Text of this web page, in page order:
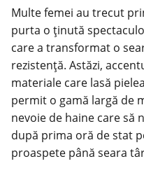
Multe femei au trecut
purta o ținută
care a transformat o
rezistență. Astăzi,
materiale care lasă
permit o gamă largă de
nevoie de haine care să
după prima oră de stat
proaspete până seara